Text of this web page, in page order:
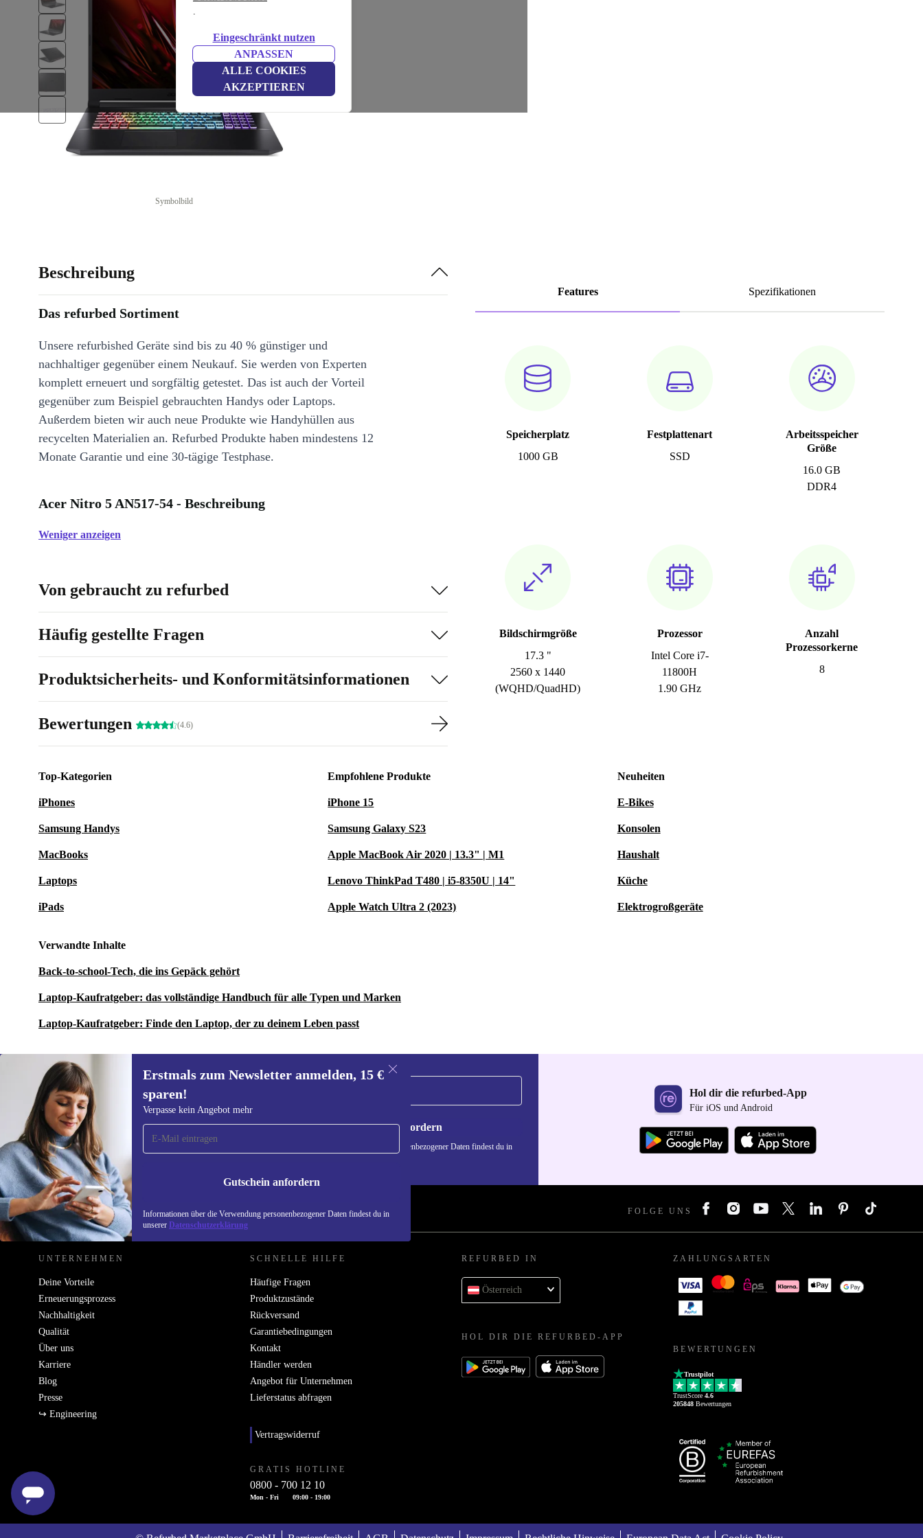
.
Eingeschränkt nutzen
ANPASSEN
ALLE COOKIES
AKZEPTIEREN
Symbolbild
Features Spezifikationen
Speicherplatz
1000 GB
Festplattenart
SSD
Arbeitsspeicher
Größe
16.0 GB
DDR4
Bildschirmgröße
17.3 "
2560 x 1440
(WQHD/QuadHD)
Prozessor
Intel Core i7-
11800H
1.90 GHz
Anzahl
Prozessorkerne
8
Beschreibung
Das refurbed Sortiment
Unsere refurbished Geräte sind bis zu 40 % günstiger und
nachhaltiger gegenüber einem Neukauf. Sie werden von Experten
komplett erneuert und sorgfältig getestet. Das ist auch der Vorteil
gegenüber zum Beispiel gebrauchten Handys oder Laptops.
Außerdem bieten wir auch neue Produkte wie Handyhüllen aus
recycelten Materialien an. Refurbed Produkte haben mindestens 12
Monate Garantie und eine 30-tägige Testphase.
Acer Nitro 5 AN517-54 - Beschreibung
Weniger anzeigen
Von gebraucht zu refurbed
Häufig gestellte Fragen
Produktsicherheits- und Konformitätsinformationen
Bewertungen (4.6)
Top-Kategorien
iPhones
Samsung Handys
MacBooks
Laptops
iPads
Empfohlene Produkte
iPhone 15
Samsung Galaxy S23
Apple MacBook Air 2020 | 13.3" | M1
Lenovo ThinkPad T480 | i5-8350U | 14"
Apple Watch Ultra 2 (2023)
Neuheiten
E-Bikes
Konsolen
Haushalt
Küche
Elektrogroßgeräte
Verwandte Inhalte
Back-to-school-Tech, die ins Gepäck gehört
Laptop-Kaufratgeber: das vollständige Handbuch für alle Typen und Marken
Laptop-Kaufratgeber: Finde den Laptop, der zu deinem Leben passt
Erstmals zum Newsletter anmelden, 15 €
sparen!
Verpasse kein Angebot mehr
Gutschein anfordern
Informationen über die Verwendung personenbezogener Daten findest du in
unserer Datenschutzerklärung
Erstmals zum Newsletter
anmelden, 15 € sparen!
Verpasse kein Angebot mehr.
Gutschein anfordern
Informationen über die Verwendung personenbezogener Daten findest du in
Hol dir die refurbed-App
Für iOS und Android
REFURBED ÖSTERREICH - RETHINK NEW. FOLGE UNS
UNTERNEHMEN
Deine Vorteile
Erneuerungsprozess
Nachhaltigkeit
Qualität
Über uns
Karriere
Blog
Presse
↪ Engineering
SCHNELLE HILFE
Häufige Fragen
Produktzustände
Rückversand
Garantiebedingungen
Kontakt
Händler werden
Angebot für Unternehmen
Lieferstatus abfragen
Vertragswiderruf
GRATIS HOTLINE
0800 - 700 12 10
Mon - Fri 09:00 - 19:00
REFURBED IN
Österreich
HOL DIR DIE REFURBED-APP
ZAHLUNGSARTEN
BEWERTUNGEN
Trustpilot
TrustScore 4.6
205848 Bewertungen